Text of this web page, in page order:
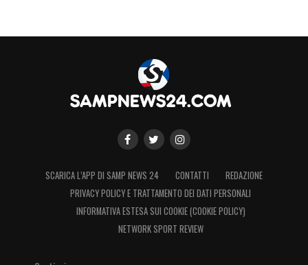
SCARICA L’APP DI SAMP NEWS 24 CONTATTI
REDAZIONE
PRIVACY POLICY E TRATTAMENTO DEI DATI PERSONALI
INFORMATIVA ESTESA SUI COOKIE (COOKIE POLICY)
NETWORK SPORT REVIEW